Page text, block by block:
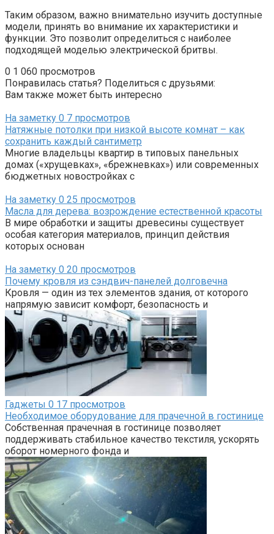
Таким образом, важно внимательно изучить доступные
модели, принять во внимание их характеристики и
функции. Это позволит определиться с наиболее
подходящей моделью электрической бритвы.
0 1 060 просмотров
Понравилась статья? Поделиться с друзьями:
Вам также может быть интересно
На заметку 0 7 просмотров
Натяжные потолки при низкой высоте комнат – как
сохранить каждый сантиметр
Многие владельцы квартир в типовых панельных
домах («хрущевках», «брежневках») или современных
бюджетных новостройках с
На заметку 0 25 просмотров
Масла для дерева: возрождение естественной красоты
В мире обработки и защиты древесины существует
особая категория материалов, принцип действия
которых основан
На заметку 0 20 просмотров
Почему кровля из сэндвич-панелей долговечна
Кровля — один из тех элементов здания, от которого
напрямую зависит комфорт, безопасность и
Гаджеты 0 17 просмотров
Необходимое оборудование для прачечной в гостинице
Собственная прачечная в гостинице позволяет
поддерживать стабильное качество текстиля, ускорять
оборот номерного фонда и